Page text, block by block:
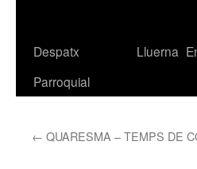
Despatx
Parroquial
Lluerna
← QUARESMA – TEMPS DE